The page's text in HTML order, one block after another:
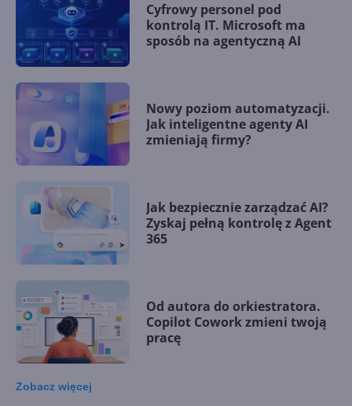
Cyfrowy personel pod
kontrolą IT. Microsoft ma
sposób na agentyczną AI
Nowy poziom automatyzacji.
Jak inteligentne agenty AI
zmieniają firmy?
Jak bezpiecznie zarządzać AI?
Zyskaj pełną kontrolę z Agent
365
Od autora do orkiestratora.
Copilot Cowork zmieni twoją
pracę
Zobacz więcej